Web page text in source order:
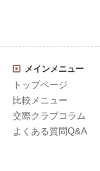
メインメニュー
トップページ
比較メニュー
交際クラブコラム
よくある質問Q&A